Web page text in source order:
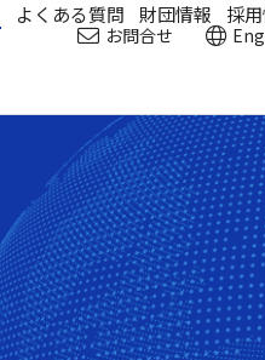
お問合せ
よくある質問 財団情報 採